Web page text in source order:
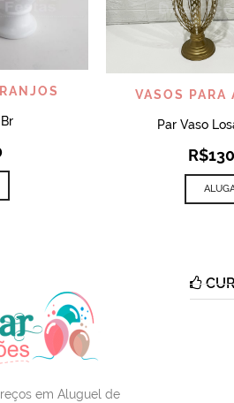
VASOS PARA
Par Vaso
R$
em Aluguel de